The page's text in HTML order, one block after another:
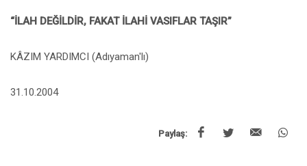
“İLAH DEĞİLDİR, FAKAT İLAHİ VASIFLAR TAŞIR”
KÂZIM YARDIMCI (Adıyaman'lı)
31.10.2004
Paylaş: